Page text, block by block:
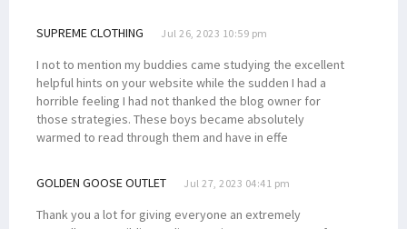
SUPREME CLOTHING Jul 26, 2023 10:59 pm
I not to mention my buddies came studying the excellent
helpful hints on your website while the sudden I had a
horrible feeling I had not thanked the blog owner for
those strategies. These boys became absolutely
warmed to read through them and have in effe
GOLDEN GOOSE OUTLET Jul 27, 2023 04:41 pm
Thank you a lot for giving everyone an extremely